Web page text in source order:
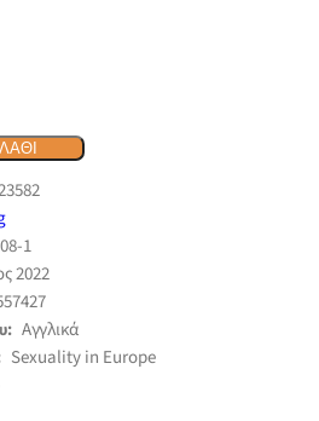
1
2022
Αγγλικά
Sexuality in Europe